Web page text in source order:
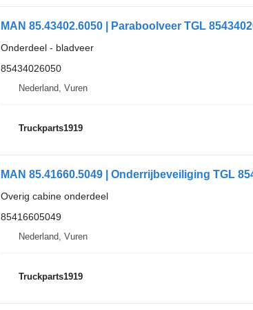
MAN 85.43402.6050 | Paraboolveer TGL
Onderdeel - bladveer
85434026050
Nederland, Vuren
Truckparts1919
MAN 85.41660.5049 | Onderrijbeveiliging TGL
Overig cabine onderdeel
85416605049
Nederland, Vuren
Truckparts1919